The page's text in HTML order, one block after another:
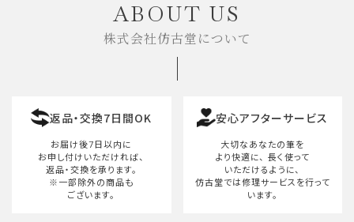
ABOUT US
株式会社仿古堂について
返品・交換7日間OK
お届け後7日以内に
お申し付けいただければ、
返品・交換を承ります。
※一部除外の商品も
ございます。
安心アフターサービス
大切なあなたの筆を
より快適に、 長く使って
いただけるように、
仿古堂では修理サービスを行って
います。